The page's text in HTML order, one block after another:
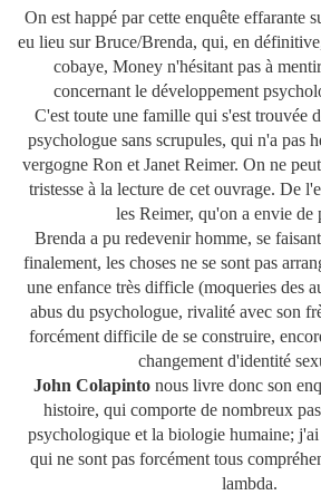
On est happé par cette enquête effarante
eu lieu sur Bruce/Brenda, qui, en
cobaye, Money n'hésitant pas à
concernant le développement
C'est toute une famille qui s'est trouvée
psychologue sans scrupules, qui n'a pas
vergogne Ron et Janet Reimer. On ne
tristesse à la lecture de cet ouvrage. De
les Reimer, qu'on a envie de
Brenda a pu redevenir homme, se
finalement, les choses ne se sont pas
une enfance très difficle (moqueries des
abus du psychologue, rivalité avec son
forcément difficile de se construire,
changement d'identité
John Colapintonous livre donc son
histoire, qui comporte de nombreux
psychologique et la biologie humaine; j'ai
qui ne sont pas forcément tous
lambda.